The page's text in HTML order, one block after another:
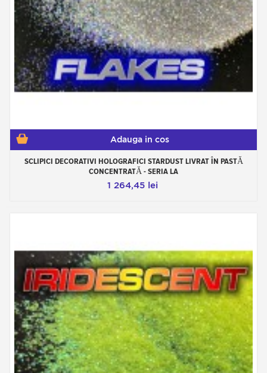
Adauga in cos
SCLIPICI DECORATIVI HOLOGRAFICI STARDUST LIVRAT ÎN PASTĂ
CONCENTRATĂ - SERIA LA
1 264,45 lei